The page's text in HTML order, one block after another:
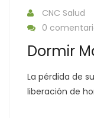
CNC Salud
0
Dormir
La pérdida de
liberación de